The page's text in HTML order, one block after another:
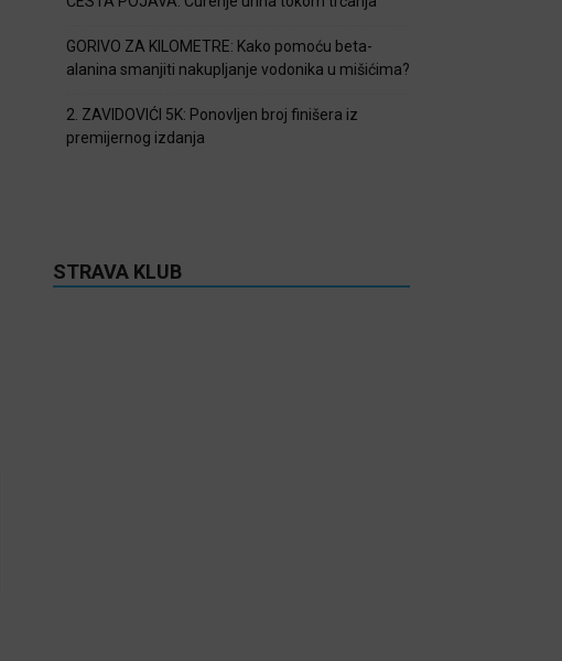
GORIVO ZA KILOMETRE: Kako pomoću beta-
alanina smanjiti nakupljanje vodonika u mišićima?
2. ZAVIDOVIĆI 5K: Ponovljen broj finišera iz
premijernog izdanja
STRAVA KLUB